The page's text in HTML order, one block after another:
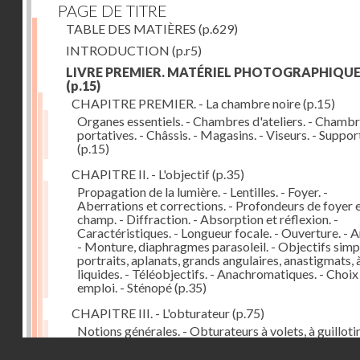
PAGE DE TITRE
TABLE DES MATIÈRES (p.629)
INTRODUCTION (p.r5)
LIVRE PREMIER. MATÉRIEL PHOTOGRAPHIQUE
(p.15)
CHAPITRE PREMIER. - La chambre noire(p.15)
Organes essentiels. - Chambres d'ateliers. -
portatives. - Châssis. - Magasins. - Viseurs. -
(p.15)
CHAPITRE II. - L'objectif(p.35)
Propagation de la lumière. - Lentilles. - Foyer. -
Aberrations et corrections. - Profondeurs de foyer
champ. - Diffraction. - Absorption et réflexion. -
Caractéristiques. - Longueur focale. - Ouverture. -
- Monture, diaphragmes parasoleil. - Objectifs
portraits, aplanats, grands angulaires, anastigmats,
liquides. - Téléobjectifs. - Anachromatiques. -
emploi. - Sténopé(p.35)
CHAPITRE III. - L'obturateur(p.75)
Notions générales. - Obturateurs à volets, à